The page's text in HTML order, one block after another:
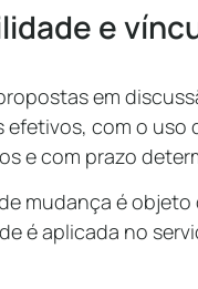
e
em
efetivos, com o
e com prazo
mudança é
é aplicada no